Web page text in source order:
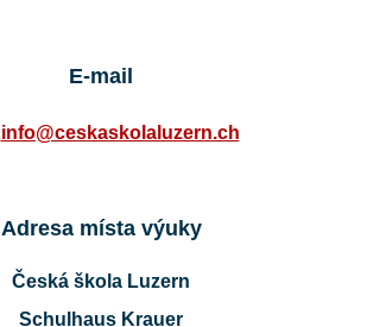
E-mail
info@ceskaskolaluzern.ch
Adresa místa výuky
Česká škola Luzern
Schulhaus Krauer